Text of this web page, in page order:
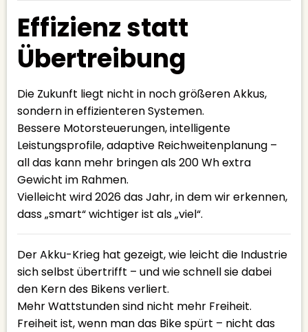
Effizienz statt
Übertreibung
Die Zukunft liegt nicht in noch größeren Akkus,
sondern in effizienteren Systemen.
Bessere Motorsteuerungen, intelligente
Leistungsprofile, adaptive Reichweitenplanung –
all das kann mehr bringen als 200 Wh extra
Gewicht im Rahmen.
Vielleicht wird 2026 das Jahr, in dem wir erkennen,
dass „smart“ wichtiger ist als „viel“.
Der Akku-Krieg hat gezeigt, wie leicht die Industrie
sich selbst übertrifft – und wie schnell sie dabei
den Kern des Bikens verliert.
Mehr Wattstunden sind nicht mehr Freiheit.
Freiheit ist, wenn man das Bike spürt – nicht das